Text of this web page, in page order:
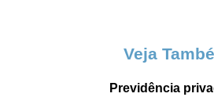
Veja
Previdência